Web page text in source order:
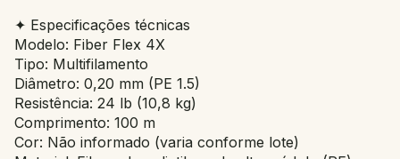
✦ Especificações técnicas
Modelo: Fiber Flex 4X
Tipo: Multifilamento
Diâmetro: 0,20 mm (PE 1.5)
Resistência: 24 lb (10,8 kg)
Comprimento: 100 m
Cor: Não informado (varia conforme lote)